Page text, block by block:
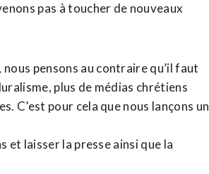
pas à toucher de nouveaux
pensons au contraire qu’il faut
plus de médias chrétiens
C’est pour cela que nous lançons un
et laisser la presse ainsi que la